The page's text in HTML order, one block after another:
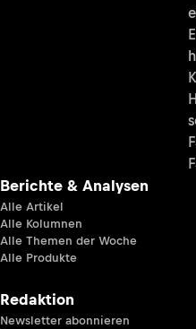
Berichte & Analysen
Alle Artikel
Alle Kolumnen
Alle Themen der Woche
Alle Produkte
Redaktion
Newsletter abonnieren